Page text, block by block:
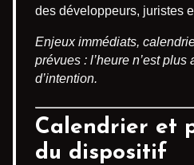
des développeurs, juristes
Enjeux immédiats,
prévues : l’heure n’est
d’intention.
Calendrier et
du dispositif